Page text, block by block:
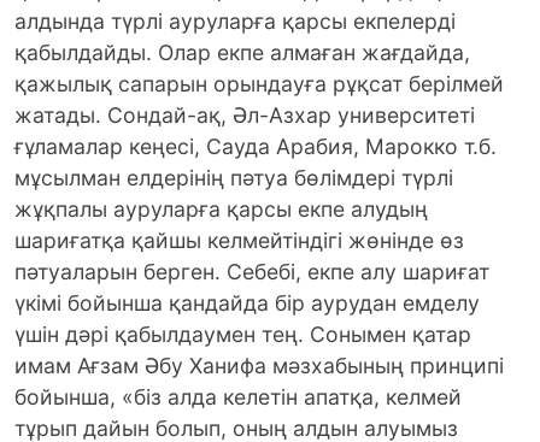
алдында түрлі ауруларға қарсы екпелерді
қабылдайды. Олар екпе алмаған жағдайда,
қажылық сапарын орындауға рұқсат берілмей
жатады. Сондай-ақ, Әл-Азхар университеті
ғұламалар кеңесі, Сауда Арабия, Марокко т.б.
мұсылман елдерінің пәтуа бөлімдері түрлі
жұқпалы ауруларға қарсы екпе алудың
шариғатқа қайшы келмейтіндігі жөнінде өз
пәтуаларын берген. Себебі, екпе алу шариғат
үкімі бойынша қандайда бір аурудан емделу
үшін дәрі қабылдаумен тең. Сонымен қатар
имам Ағзам Әбу Ханифа мәзхабының принципі
бойынша, «біз алда келетін апатқа, келмей
тұрып дайын болып, оның алдын алуымыз